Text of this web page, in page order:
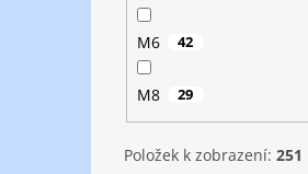
M6 42
M8 29
Položek k zobrazení: 251